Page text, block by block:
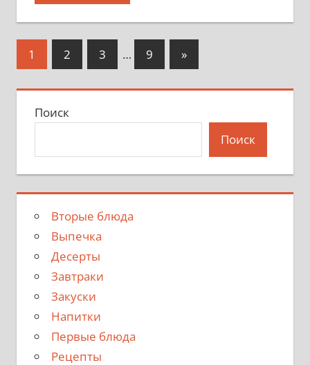
Пагинация
1 2 3 … 9
Следующие
записи
»
Поиск
Поиск
Вторые блюда
Выпечка
Десерты
Завтраки
Закуски
Напитки
Первые блюда
Рецепты